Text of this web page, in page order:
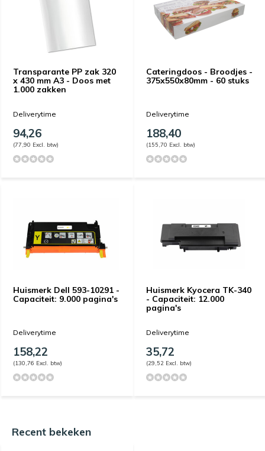
Transparante PP zak 320
x 430 mm A3 - Doos met
1.000 zakken
Deliverytime
94,26
(77,90 Excl. btw)
Cateringdoos - Broodjes -
375x550x80mm - 60 stuks
Deliverytime
188,40
(155,70 Excl. btw)
Huismerk Dell 593-10291 -
Capaciteit: 9.000 pagina's
Deliverytime
158,22
(130,76 Excl. btw)
Huismerk Kyocera TK-340
- Capaciteit: 12.000
pagina's
Deliverytime
35,72
(29,52 Excl. btw)
Recent bekeken